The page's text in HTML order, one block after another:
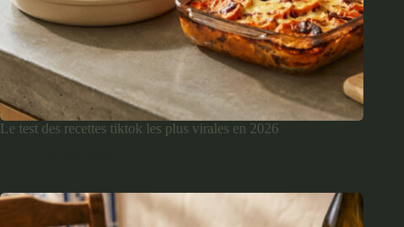
Le test des recettes tiktok les plus virales en 2026